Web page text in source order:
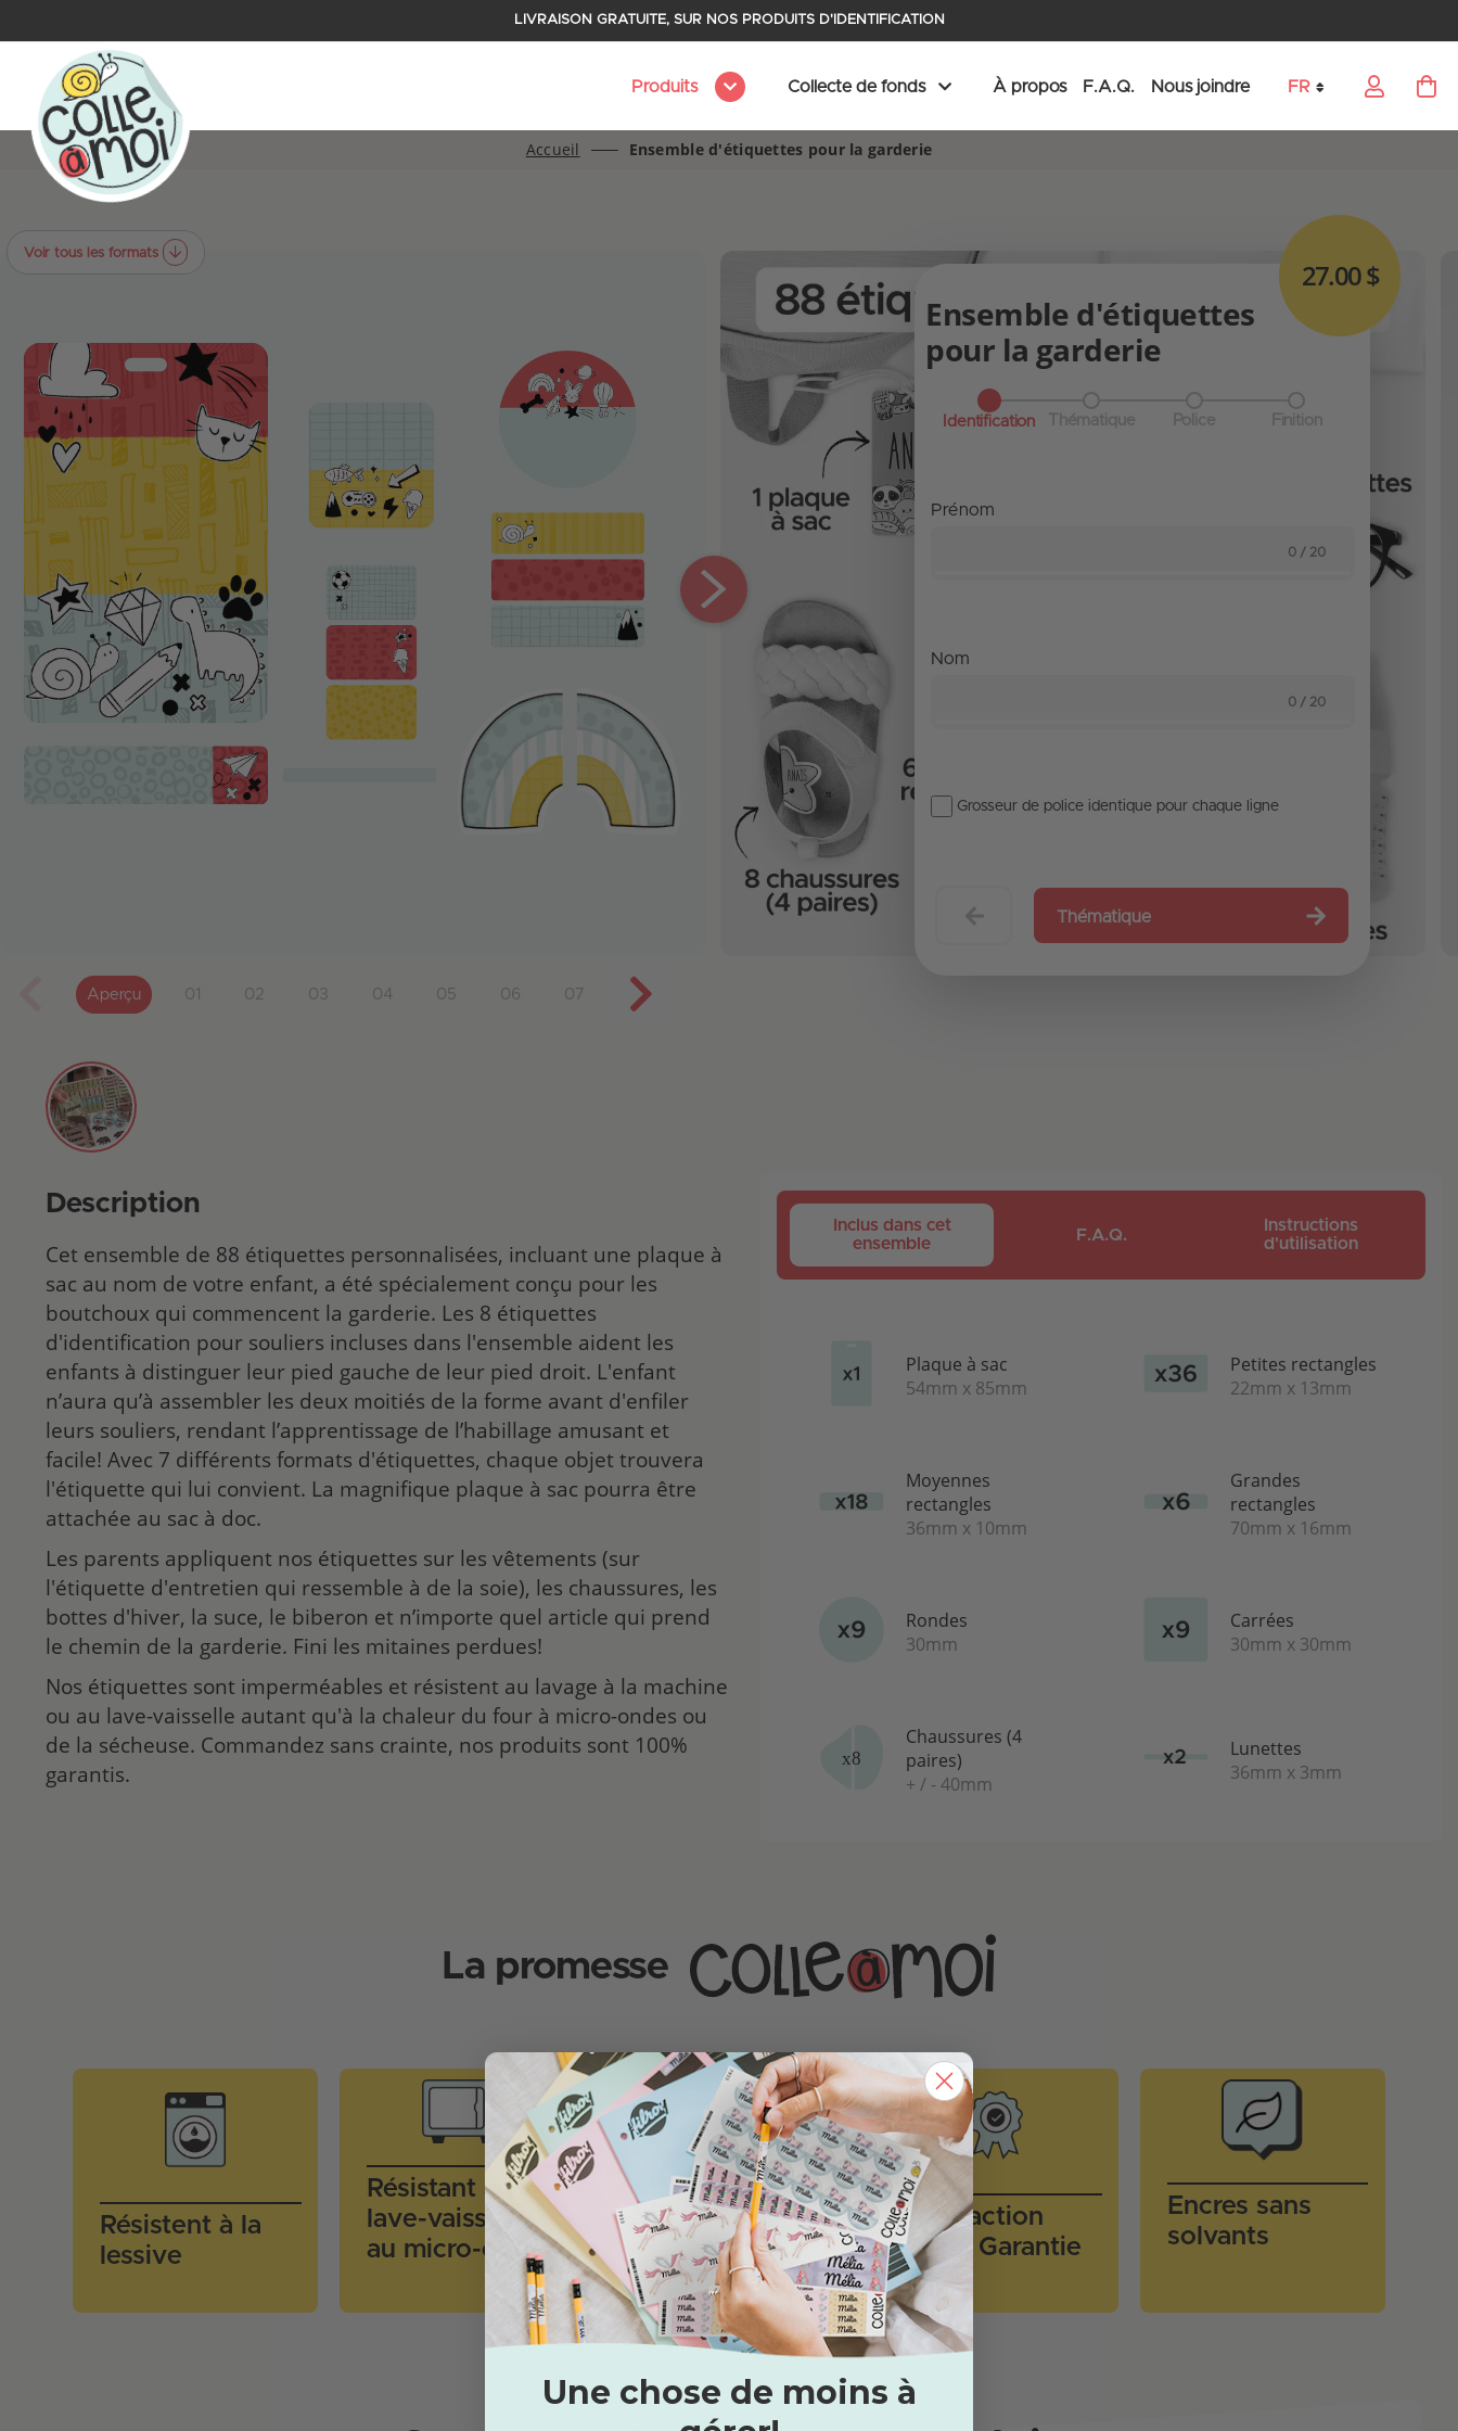
LIVRAISON GRATUITE, SUR NOS PRODUITS D'IDENTIFICATION
Produits Collecte de fonds À propos F.A.Q. Nous joindre
Language
FR My
Accueil Ensemble d'étiquettes pour la garderie
Ensemble d'étiquettes
pour la garderie
27.00 $
Identification Thématique Police Finition
Prénom
0 / 20
Nom
0 / 20
Grosseur de police identique pour chaque ligne
Thématique
Voir tous les formats
Aperçu 01 02 03 04 05 06 07
Description
Cet ensemble de 88 étiquettes personnalisées, incluant une plaque à
sac au nom de votre enfant, a été spécialement conçu pour les
boutchoux qui commencent la garderie. Les 8 étiquettes
d'identification pour souliers incluses dans l'ensemble aident les
enfants à distinguer leur pied gauche de leur pied droit. L'enfant
n’aura qu’à assembler les deux moitiés de la forme avant d'enfiler
leurs souliers, rendant l’apprentissage de l’habillage amusant et
facile! Avec 7 différents formats d'étiquettes, chaque objet trouvera
l'étiquette qui lui convient. La magnifique plaque à sac pourra être
attachée au sac à doc.
Les parents appliquent nos étiquettes sur les vêtements (sur
l'étiquette d'entretien qui ressemble à de la soie), les chaussures, les
bottes d'hiver, la suce, le biberon et n’importe quel article qui prend
le chemin de la garderie. Fini les mitaines perdues!
Nos étiquettes sont imperméables et résistent au lavage à la machine
ou au lave-vaisselle autant qu'à la chaleur du four à micro-ondes ou
de la sécheuse. Commandez sans crainte, nos produits sont 100%
garantis.
Inclus dans cet
ensemble
F.A.Q.
Instructions
d'utilisation
Plaque à sac
54mm x 85mm
Petites rectangles
22mm x 13mm
Moyennes
rectangles
36mm x 10mm
Grandes
rectangles
70mm x 16mm
Rondes
30mm
Carrées
30mm x 30mm
Chaussures (4
paires)
+ / - 40mm
Lunettes
36mm x 3mm
La promesse
Résistent à la
lessive
Résistant au
lave-vaisselle et
au micro-ondes
Livraison
gratuite sur nos
produits
d'identification
Satisfaction
100% Garantie
Encres sans
solvants
Une chose de moins à